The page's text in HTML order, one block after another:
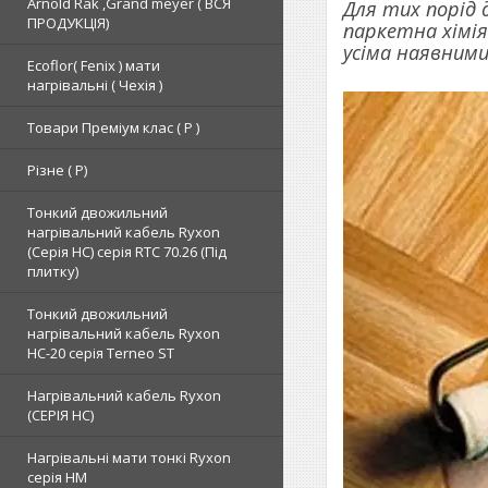
ПРОДУКЦІЯ)
Ecoflor( Fenix ) мати
нагрівальні ( Чехія )
Товари Преміум клас ( Р )
Різне ( Р)
Тонкий двожильний
нагрівальний кабель Ryxon
(Серія НС) серія RTC 70.26 (Під
плитку)
Тонкий двожильний
нагрівальний кабель Ryxon
HC-20 серія Terneo ST
Нагрівальний кабель Ryxon
(СЕРІЯ НС)
Нагрівальні мати тонкі Ryxon
серія НМ
Для тих порід
паркетна
усіма